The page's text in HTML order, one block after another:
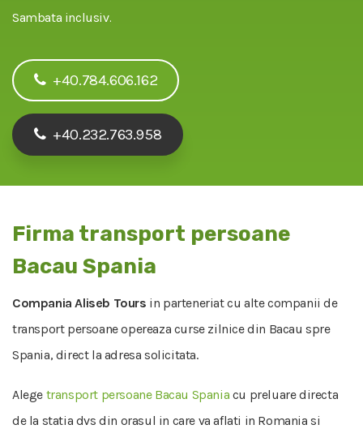
Sambata inclusiv.
+40.784.606.162
+40.232.763.958
Firma transport persoane
Bacau Spania
Compania Aliseb Tours in parteneriat cu alte companii de
transport persoane opereaza curse zilnice din Bacau spre
Spania, direct la adresa solicitata.
Alege transport persoane Bacau Spania cu preluare directa
de la statia dvs din orasul in care va aflati in Romania si